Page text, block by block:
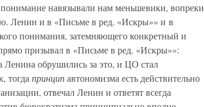
навязывали нам меньшевики, вопреки
Ленин и в «Письме в ред. «Искры»» и в
понимания, затемняющего конкретный и
призывал в «Письме в ред. «Искры»»:
Ленина обрушились за это, и ЦО стал
тогда принципавтономизма есть действительно
отвечал Ленин и ответят всегда